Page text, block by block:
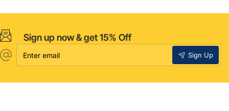
Sign up now & get 15% Off
email
Sign Up